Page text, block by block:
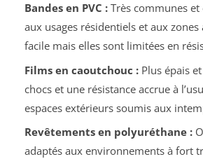
Bandes en PVC :Très communes et
aux usages résidentiels et aux
facile mais elles sont limitées en
Films en caoutchouc :Plus épais
chocs et une résistance accrue à
espaces extérieurs soumis aux
Revêtements en polyuréthane :
adaptés aux environnements à fort